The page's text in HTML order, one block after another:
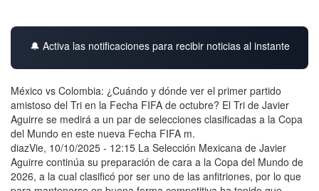
🔔 Activa las notificaciones para recibir noticias al instante
México vs Colombia: ¿Cuándo y dónde ver el primer partido
amistoso del Tri en la Fecha FIFA de octubre? El Tri de Javier
Aguirre se medirá a un par de selecciones clasificadas a la Copa
del Mundo en este nueva Fecha FIFA m.
diazVie, 10/10/2025 - 12:15 La Selección Mexicana de Javier
Aguirre continúa su preparación de cara a la Copa del Mundo de
2026, a la cual clasificó por ser uno de las anfitriones, por lo que